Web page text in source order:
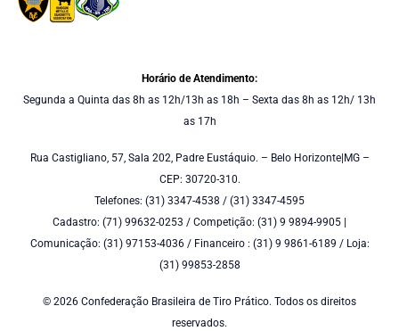
Horário de Atendimento:
Segunda a Quinta das 8h as 12h/13h as 18h – Sexta das 8h as 12h/ 13h
as 17h
Rua Castigliano, 57, Sala 202, Padre Eustáquio. – Belo Horizonte|MG –
CEP: 30720-310.
Telefones: (31) 3347-4538 / (31) 3347-4595
Cadastro: (71) 99632-0253 / Competição: (31) 9 9894-9905 |
Comunicação: (31) 97153-4036 / Financeiro : (31) 9 9861-6189 / Loja:
(31) 99853-2858
© 2026 Confederação Brasileira de Tiro Prático. Todos os direitos
reservados.